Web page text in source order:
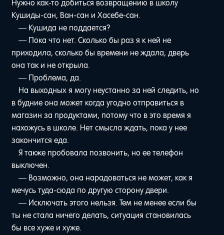
Нужно как-то добиться возвращению в школу
Кушиды-сан, Ван-сан и Хасебе-сан.
— Кушида не поддается?
— Пока что нет. Сколько бы раз я к ней не
приходила, сколько бы времени не ждала, дверь
она так и не открыла.
— Проблема, да.
На выходных я могу неустанно за ней следить, но
в будние она может когда угодно отправиться в
магазин за продуктами, потому что в это время я
нахожусь в школе. Нет смысла ждать, пока у нее
закончится еда.
Я также пробовала позвонить, но ее телефон
выключен.
— Возможно, она нарадоваться не может, как я
мечусь туда-сюда по другую сторону двери.
— Исключать этого нельзя. Тем не менее если бы
ты не стала ничего делать, ситуация становилась
бы все хуже и хуже.